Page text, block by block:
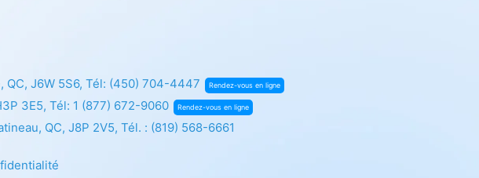
J6W 5S6, Tél: (450) 704-4447 Rendez-vous en ligne
3E5, Tél: 1 (877) 672-9060 Rendez-vous en ligne
QC, J8P 2V5, Tél. : (819) 568-6661